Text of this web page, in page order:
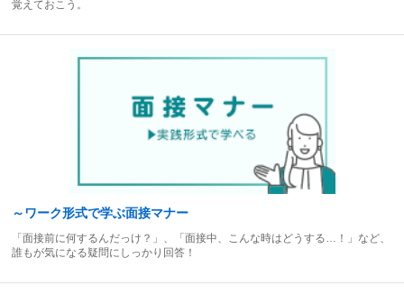
覚えておこう。
～ワーク形式で学ぶ面接マナー
「面接前に何するんだっけ？」、「面接中、こんな時はどうする…！」など、
誰もが気になる疑問にしっかり回答！